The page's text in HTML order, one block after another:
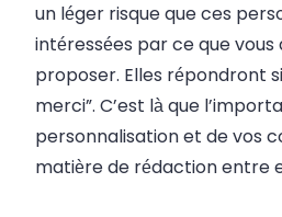
un léger risque que ces
intéressées par ce que vous
proposer. Elles répondront
merci”. C’est là que
personnalisation et de vos
matière de rédaction entre